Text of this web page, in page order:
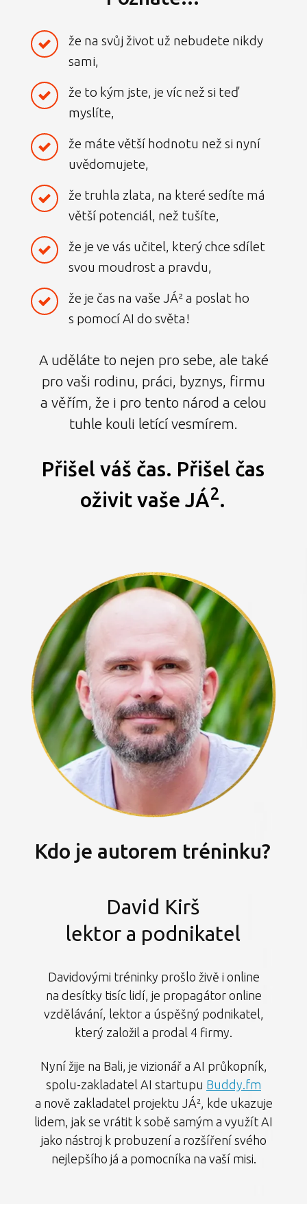
že na svůj život už nebudete nikdy
sami,
že to kým jste, je víc než si teď
myslíte,
že máte větší hodnotu než si nyní
uvědomujete,
že truhla zlata, na které sedíte má
větší potenciál, než tušíte,
že je ve vás učitel, který chce sdílet
svou moudrost a pravdu,
že je čas na vaše JÁ² a poslat ho
s pomocí AI do světa!
A uděláte to nejen pro sebe, ale také
pro vaši rodinu, práci, byznys, firmu
a věřím, že i pro tento národ a celou
tuhle kouli letící vesmírem.
Přišel váš čas. Přišel čas
oživit vaše JÁ2.
Kdo je autorem tréninku?
David Kirš
lektor a podnikatel
Davidovými tréninky prošlo živě i online
na desítky tisíc lidí, je propagátor online
vzdělávání, lektor a úspěšný podnikatel,
který založil a prodal 4 firmy.
Nyní žije na Bali, je vizionář a AI průkopník,
spolu-zakladatel AI startupu Buddy.fm
a nově zakladatel projektu JÁ², kde ukazuje
lidem, jak se vrátit k sobě samým a využít AI
jako nástroj k probuzení a rozšíření svého
nejlepšího já a pomocníka na vaší misi.